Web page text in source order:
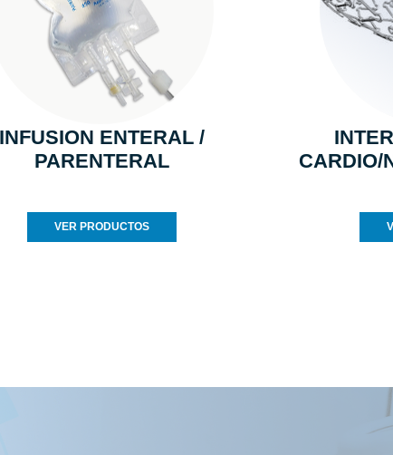
INFUSION ENTERAL /
PARENTERAL
VER PRODUCTOS
CARDIO/